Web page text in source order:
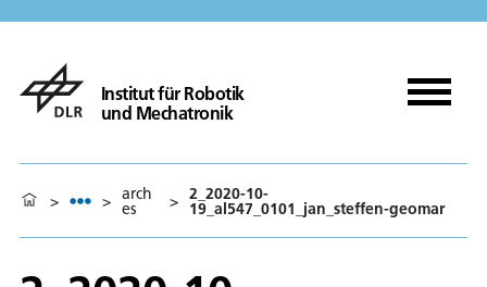
Institut für Robotik
und Mechatronik
> > arch
es > 2_2020-10-
19_al547_0101_jan_steffen-geomar